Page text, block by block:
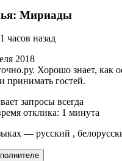
Мириады
часов назад
2018
Хорошо знает, как
принимать гостей.
запросы всегда
отклика: 1 минута
— русский ,